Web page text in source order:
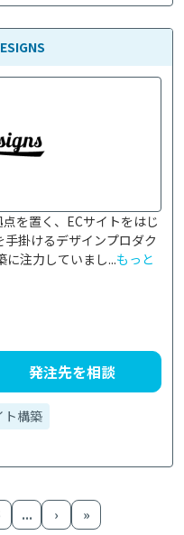
を置く、ECサイトをはじ
掛けるデザインプロダク
に注力していまし...もっと
発注先を相談
ト構築
... › »